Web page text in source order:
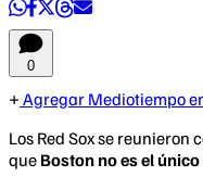
0
Agregar Mediotiempo
Los Red Sox se reunieron
que Boston no es el